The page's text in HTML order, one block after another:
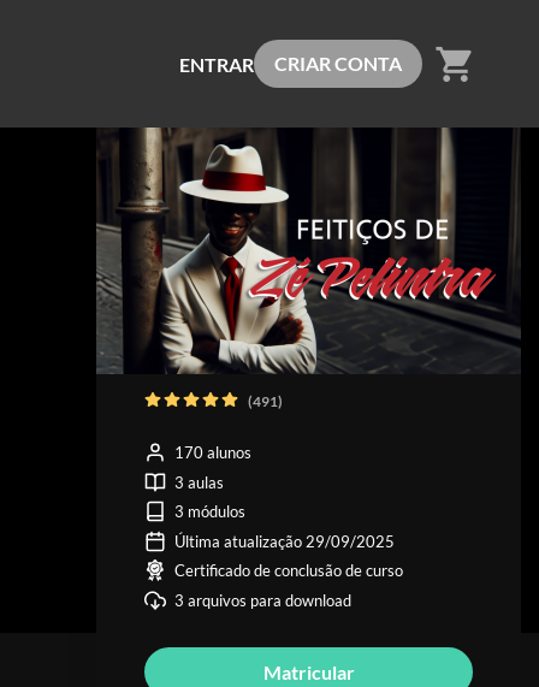
ENTRAR CRIAR CONTA shopping_cart
(491)
170 alunos
3 aulas
3 módulos
Última atualização 29/09/2025
Certificado de conclusão de curso
3 arquivos para download
Matricular